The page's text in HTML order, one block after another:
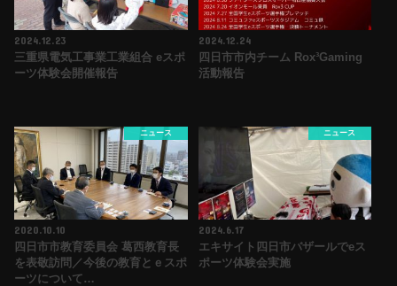
2024.12.23
三重県電気工事業工業組合 eスポ
ーツ体験会開催報告
2024.12.24
四日市市内チーム Rox³Gaming
活動報告
ニュース
2020.10.10
四日市市教育委員会 葛西教育長
を表敬訪問／今後の教育とｅスポ
ーツについて…
ニュース
2024.6.17
エキサイト四日市バザールでeス
ポーツ体験会実施